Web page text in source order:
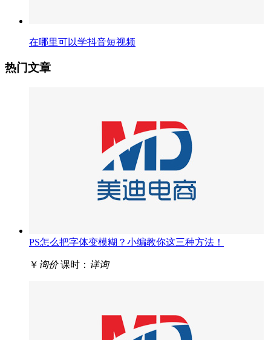
在哪里可以学抖音短视频
热门文章
PS怎么把字体变模糊？小编教你这三种方法！
￥ 询价 课时： 详询